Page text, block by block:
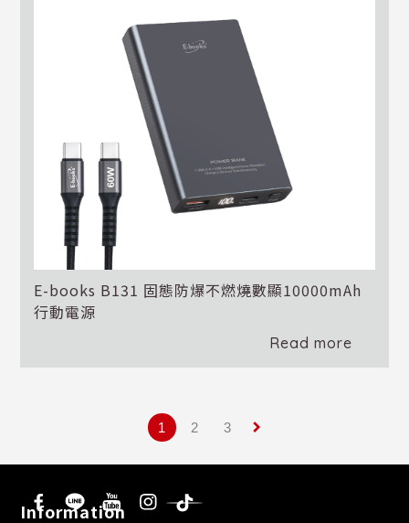
E-books B131 固態防爆不燃燒數顯10000mAh
行動電源
Read more
1 2 3 keyboard_arrow_right
Information